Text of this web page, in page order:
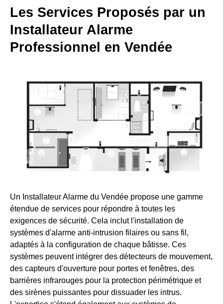
Les Services Proposés par un
Installateur Alarme
Professionnel en Vendée
Un Installateur Alarme du Vendée propose une gamme
étendue de services pour répondre à toutes les
exigences de sécurité. Cela inclut l'installation de
systèmes d'alarme anti-intrusion filaires ou sans fil,
adaptés à la configuration de chaque bâtisse. Ces
systèmes peuvent intégrer des détecteurs de mouvement,
des capteurs d'ouverture pour portes et fenêtres, des
barrières infrarouges pour la protection périmétrique et
des sirènes puissantes pour dissuader les intrus.